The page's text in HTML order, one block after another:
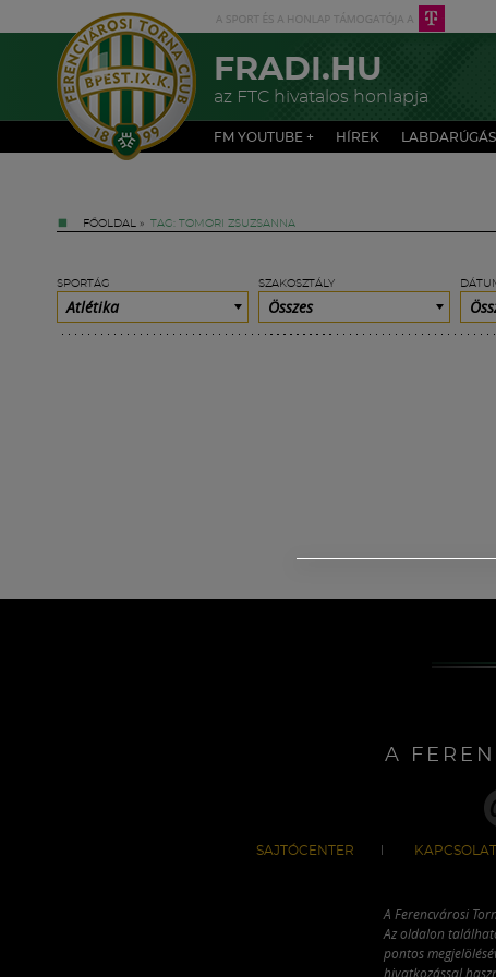
FRADI.HU
az FTC hivatalos honlapja
FM YOUTUBE + HÍREK LABDARÚGÁS
FŐOLDAL » TAG: TOMORI ZSUZSANNA
SPORTÁG
Atlétika
SZAKOSZTÁLY
Összes
A
SAJTÓCENTER KAPCSOLAT
A Ferencvárosi
Az oldalon
pontos
hivatkozással